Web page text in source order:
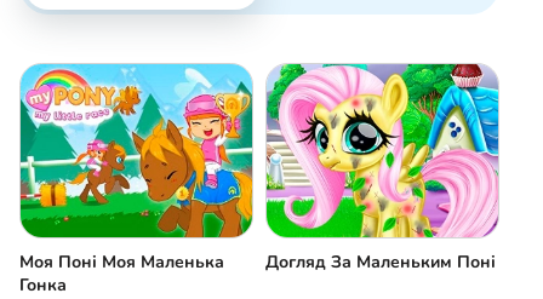
Моя Поні Моя Маленька
Гонка
Догляд За Маленьким Поні